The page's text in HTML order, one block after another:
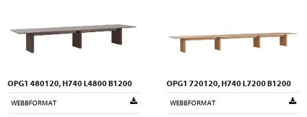
OPG1 480120, H740 L4800 B1200
WEBBFORMAT
OPG1 720120, H740 L7200 B1200
WEBBFORMAT